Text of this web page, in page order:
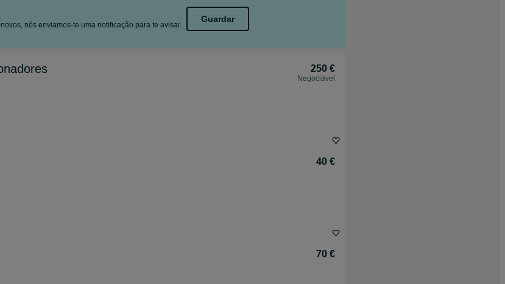
nós enviamos-te uma notificação para te avisar.
Guardar
250 €
Negociável
40 €
70 €